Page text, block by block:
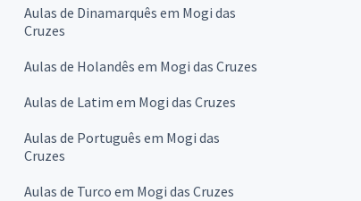
Aulas de Dinamarquês em Mogi das
Cruzes
Aulas de Holandês em Mogi das Cruzes
Aulas de Latim em Mogi das Cruzes
Aulas de Português em Mogi das
Cruzes
Aulas de Turco em Mogi das Cruzes